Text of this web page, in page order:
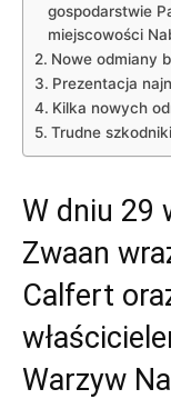
gospodarstwie
miejscowości
Nowe odmiany
Prezentacja
Kilka nowych
Trudne
W dniu 29
Zwaan
Calfert
Warzyw